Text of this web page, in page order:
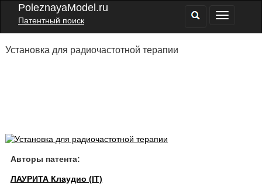
PoleznayaModel.ru
Патентный поиск
Установка для радиочастотной терапии
Авторы патента:
ЛАУРИТА Клаудио (IT)